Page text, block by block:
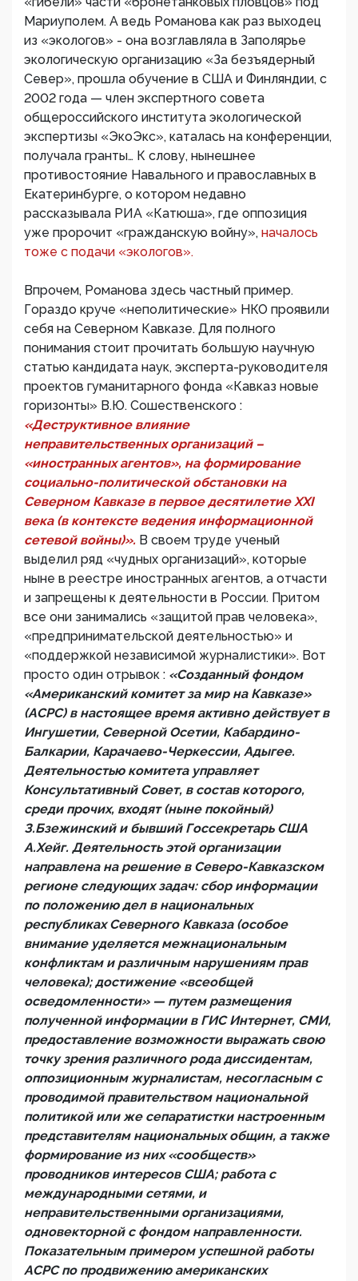
Мариуполем. А ведь Романова как раз выходец
из «экологов» - она возглавляла в Заполярье
экологическую организацию «За безъядерный
Север», прошла обучение в США и Финляндии, с
2002 года — член экспертного совета
общероссийского института экологической
экспертизы «ЭкоЭкс», каталась на конференции,
получала гранты… К слову, нынешнее
противостояние Навального и православных в
Екатеринбурге, о котором недавно
рассказывала РИА «Катюша», где оппозиция
уже пророчит «гражданскую войну», началось
тоже с подачи «экологов».
Впрочем, Романова здесь частный пример.
Гораздо круче «неполитические» НКО проявили
себя на Северном Кавказе. Для полного
понимания стоит прочитать большую научную
статью кандидата наук, эксперта-руководителя
проектов гуманитарного фонда «Кавказ новые
горизонты» В.Ю. Cошественского :
«Деструктивное влияние
неправительственных организаций –
«иностранных агентов», на формирование
социально-политической обстановки на
Северном Кавказе в первое десятилетие ХХI
века (в контексте ведения информационной
сетевой войны)». В своем труде ученый
выделил ряд «чудных организаций», которые
ныне в реестре иностранных агентов, а отчасти
и запрещены к деятельности в России. Притом
все они занимались «защитой прав человека»,
«предпринимательской деятельностью» и
«поддержкой независимой журналистики». Вот
просто один отрывок : «Созданный фондом
«Американский комитет за мир на Кавказе»
(ACPC) в настоящее время активно действует в
Ингушетии, Северной Осетии, Кабардино-
Балкарии, Карачаево-Черкессии, Адыгее.
Деятельностью комитета управляет
Консультативный Совет, в состав которого,
среди прочих, входят (ныне покойный)
З.Бзежинский и бывший Госсекретарь США
А.Хейг. Деятельность этой организации
направлена на решение в Северо-Кавказском
регионе следующих задач: сбор информации
по положению дел в национальных
республиках Северного Кавказа (особое
внимание уделяется межнациональным
конфликтам и различным нарушениям прав
человека); достижение «всеобщей
осведомленности» — путем размещения
полученной информации в ГИС Интернет, СМИ,
предоставление возможности выражать свою
точку зрения различного рода диссидентам,
оппозиционным журналистам, несогласным с
проводимой правительством национальной
политикой или же сепаратистки настроенным
представителям национальных общин, а также
формирование из них «сообществ»
проводников интересов США; работа с
международными сетями, и
неправительственными организациями,
одновекторной с фондом направленности.
Показательным примером успешной работы
ACPC по продвижению американских